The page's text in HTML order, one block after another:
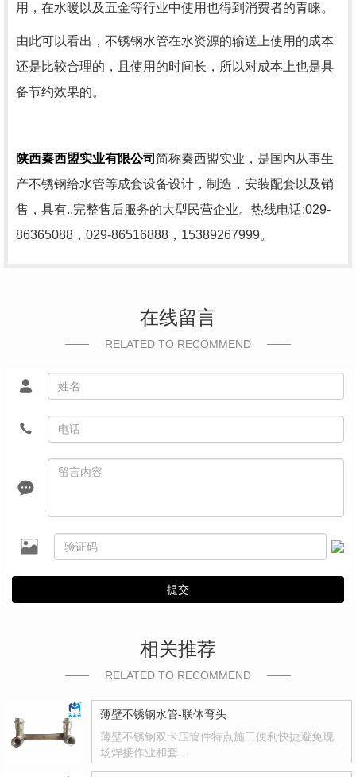
用，在水暖以及五金等行业中使用也得到消费者的青睐。
由此可以看出，不锈钢水管在水资源的输送上使用的成本
还是比较合理的，且使用的时间长，所以对成本上也是具
备节约效果的。
陕西秦西盟实业有限公司 简称秦西盟实业，是国内从事生
产不锈钢给水管等成套设备设计，制造，安装配套以及销
售，具有..完整售后服务的大型民营企业。热线电话:029-
86365088，029-86516888，15389267999。
在线留言
RELATED TO RECOMMEND
提交
相关推荐
RELATED TO RECOMMEND
薄壁不锈钢水管-联体弯头
薄壁不锈钢双卡压管件特点施工便利快捷避免现
场焊接作业和套…